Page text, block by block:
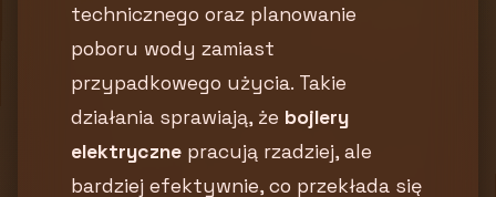
technicznego oraz planowanie
poboru wody zamiast
przypadkowego użycia. Takie
działania sprawiają, że bojlery
elektryczne pracują rzadziej, ale
bardziej efektywnie, co przekłada się